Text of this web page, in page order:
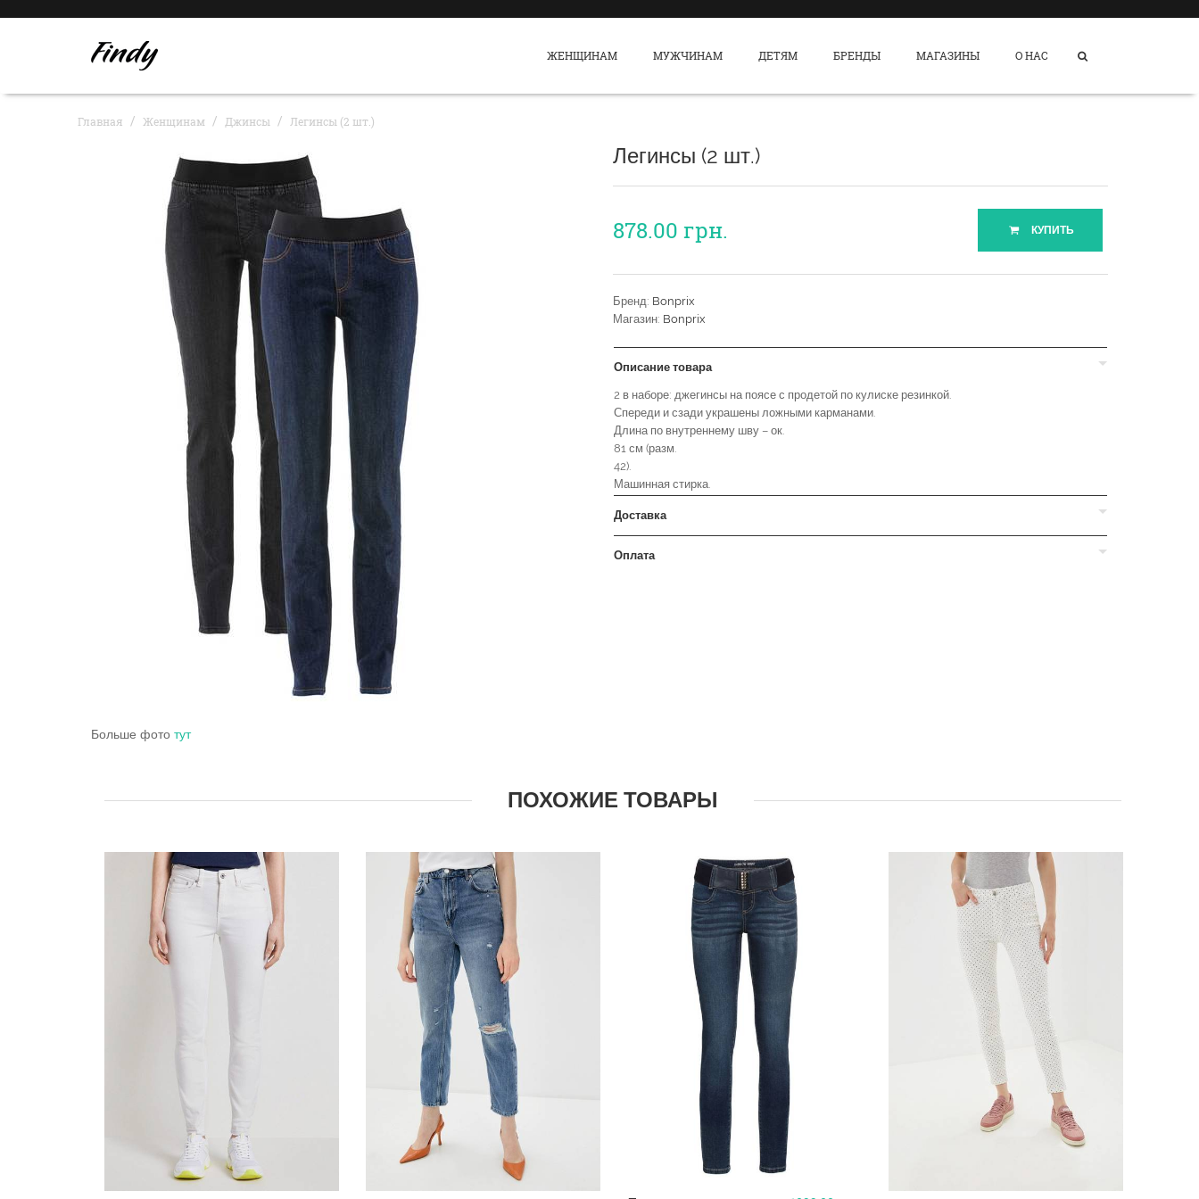
ЖЕНЩИНАМ МУЖЧИНАМ ДЕТЯМ БРЕНДЫ МАГАЗИНЫ О НАС
Главная Женщинам Джинсы Легинсы (2 шт.)
Больше фото тут
Легинсы (2 шт.)
878.00 грн. КУПИТЬ
Бренд: Bonprix
Магазин: Bonprix
Описание товара
2 в наборе: джегинсы на поясе с продетой по кулиске резинкой.
Спереди и сзади украшены ложными карманами.
Длина по внутреннему шву – ок.
81 см (разм.
42).
Машинная стирка.
Доставка
Оплата
ПОХОЖИЕ ТОВАРЫ